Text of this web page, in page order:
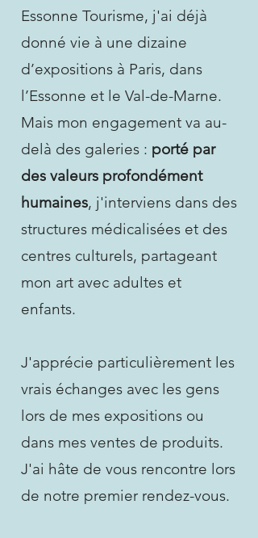
Essonne Tourisme, j'ai déjà
donné vie à une dizaine
d’expositions à Paris, dans
l’Essonne et le Val-de-Marne.
Mais mon engagement va au-
delà des galeries : porté par
des valeurs profondément
humaines, j'interviens dans des
structures médicalisées et des
centres culturels, partageant
mon art avec adultes et
enfants.
J'apprécie particulièrement les
vrais échanges avec les gens
lors de mes expositions ou
dans mes ventes de produits.
J'ai hâte de vous rencontre lors
de notre premier rendez-vous.